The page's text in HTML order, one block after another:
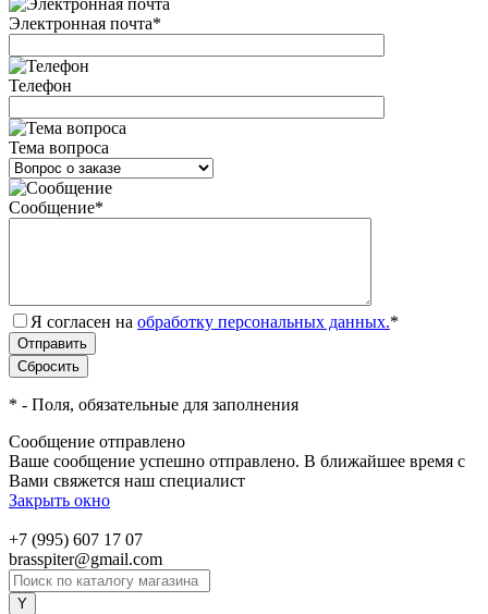
Электронная почта*
Телефон
Тема вопроса
Сообщение*
Я согласен на обработку персональных данных.*
* - Поля, обязательные для заполнения
Сообщение отправлено
Ваше сообщение успешно отправлено. В ближайшее время с
Вами свяжется наш специалист
Закрыть окно
+7 (995) 607 17 07
brasspiter@gmail.com